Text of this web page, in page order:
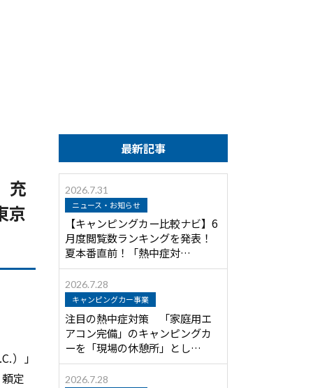
充
京
）」
頼定
最新記事
2026.7.31
ニュース・お知らせ
【キャンピングカー比較ナビ】6
月度閲覧数ランキングを発表！
夏本番直前！「熱中症対…
2026.7.28
キャンピングカー事業
注目の熱中症対策 「家庭用エ
アコン完備」のキャンピングカ
ーを「現場の休憩所」とし…
2026.7.28